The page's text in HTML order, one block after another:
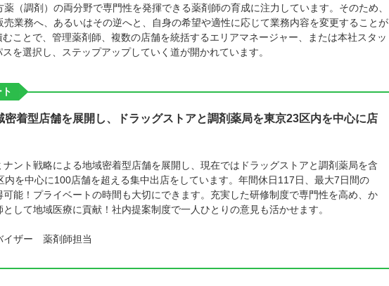
（調剤）の両分野で専門性を発揮できる薬剤師の育成に注力しています。そのため、
業務へ、あるいはその逆へと、自身の希望や適性に応じて業務内容を変更することが
ことで、管理薬剤師、複数の店舗を統括するエリアマネージャー、または本社スタッ
を選択し、ステップアップしていく道が開かれています。
密着型店舗を展開し、ドラッグストアと調剤薬局を東京23区内を中心に店
ナント戦略による地域密着型店舗を展開し、現在ではドラッグストアと調剤薬局を含
内を中心に100店舗を超える集中出店をしています。年間休日117日、最大7日間の
可能！プライベートの時間も大切にできます。充実した研修制度で専門性を高め、か
して地域医療に貢献！社内提案制度で一人ひとりの意見も活かせます。
イザー 薬剤師担当